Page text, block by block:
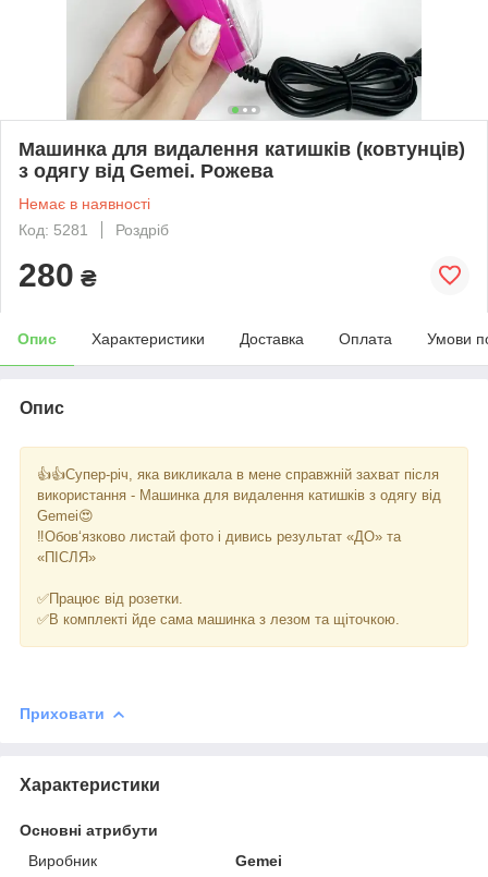
Машинка для видалення катишків (ковтунців)
з одягу від Gemei. Рожева
Немає в наявності
Код: 5281
Роздріб
280 ₴
Опис Характеристики Доставка Оплата Умови
Опис
👍👍Супер-річ, яка викликала в мене справжній захват після
використання - Машинка для видалення катишків з одягу від
Gemei😍
‼️Обов‘язково листай фото і дивись результат «ДО» та
«ПІСЛЯ»
✅Працює від розетки.
✅В комплекті йде сама машинка з лезом та щіточкою.
Приховати
Характеристики
Основні атрибути
Виробник
Gemei